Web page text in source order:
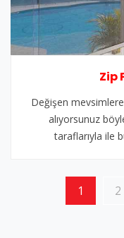
Zip
Değişen
alıyorsunuz
taraflarıyla ile
1 2